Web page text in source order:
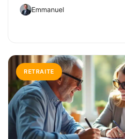
Emmanuel
RETRAITE